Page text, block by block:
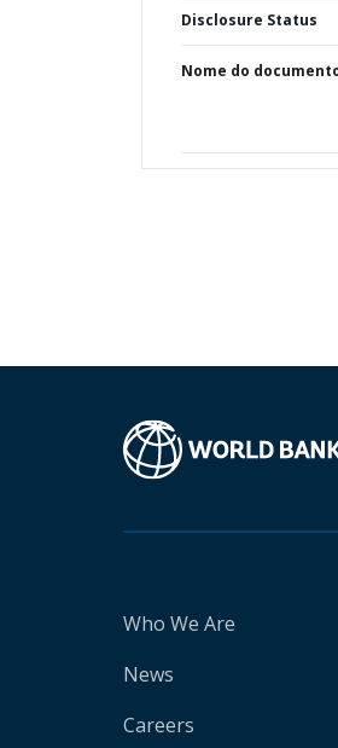
Disclosure Status
Nome do
Who We Are
News
Careers